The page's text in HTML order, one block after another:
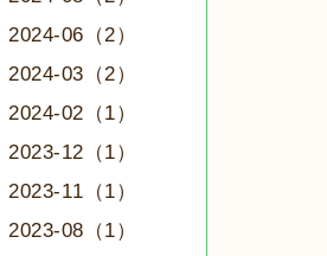
2024-06（2）
2024-03（2）
2024-02（1）
2023-12（1）
2023-11（1）
2023-08（1）